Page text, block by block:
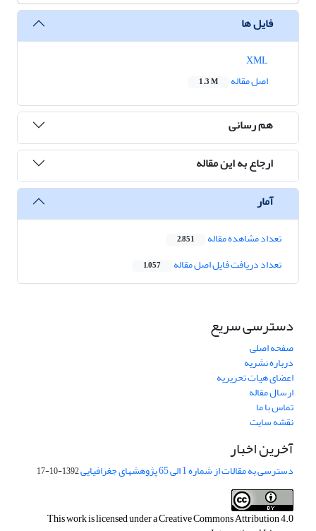
فایل ها
اصل مقاله
1.3 M
هم رسانی
ارجاع به این مقاله
آمار
تعداد مشاهده مقاله 2,851
تعداد دریافت فایل اصل مقاله 1,057
دسترسی سریع
صفحه اصلی
درباره نشریه
اعضای هیات تحریریه
ارسال مقاله
تماس با ما
نقشه سایت
آخرین اخبار
دسترسی به مقالات از شماره 1 الی 65 پژوهشهای جغرافیایی 1392-10-17
This work is licensed under aCreative Commons Attribution 4.0